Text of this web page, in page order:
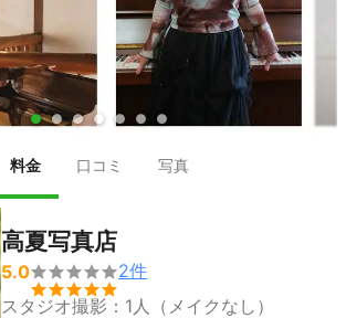
● ● ● ● ● ● ●
料金 口コミ 写真
高夏写真店
5.0

2件
スタジオ撮影：1人（メイクなし）